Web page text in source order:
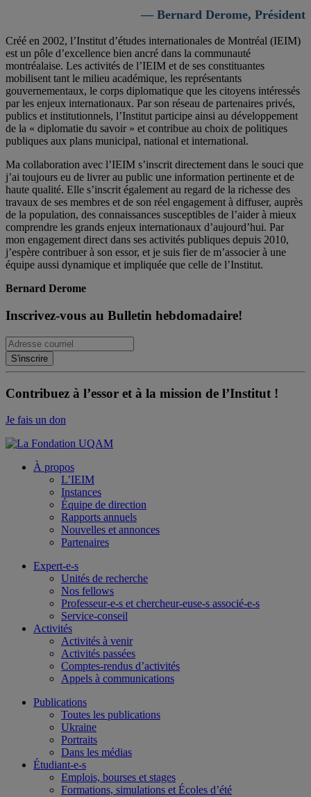
— Bernard Derome, Président
Créé en 2002, l’Institut d’études internationales de Montréal (IEIM)
est un pôle d’excellence bien ancré dans la communauté
montréalaise. Les activités de l’IEIM et de ses constituantes
mobilisent tant le milieu académique, les représentants
gouvernementaux, le corps diplomatique que les citoyens intéressés
par les enjeux internationaux. Par son réseau de partenaires privés,
publics et institutionnels, l’Institut participe ainsi au développement
de la « diplomatie du savoir » et contribue au choix de politiques
publiques aux plans municipal, national et international.
Ma collaboration avec l’IEIM s’inscrit directement dans le souci que
j’ai toujours eu de livrer au public une information pertinente et de
haute qualité. Elle s’inscrit également au regard de la richesse des
travaux de ses membres et de son réel engagement à diffuser, auprès
de la population, des connaissances susceptibles de l’aider à mieux
comprendre les grands enjeux internationaux d’aujourd’hui. Par
mon engagement direct dans ses activités publiques depuis 2010,
j’espère contribuer à son essor, et je suis fier de m’associer à une
équipe aussi dynamique et impliquée que celle de l’Institut.
Bernard Derome
Inscrivez-vous au Bulletin hebdomadaire!
Contribuez à l’essor et à la mission de l’Institut !
Je fais un don
À propos
L’IEIM
Instances
Équipe de direction
Rapports annuels
Nouvelles et annonces
Partenaires
Expert-e-s
Unités de recherche
Nos fellows
Professeur-e-s et chercheur-euse-s associé-e-s
Service-conseil
Activités
Activités à venir
Activités passées
Comptes-rendus d’activités
Appels à communications
Publications
Toutes les publications
Ukraine
Portraits
Dans les médias
Étudiant-e-s
Emplois, bourses et stages
Formations, simulations et Écoles d’été